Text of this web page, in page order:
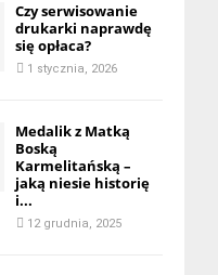
Czy serwisowanie
drukarki naprawdę
się opłaca?
1 stycznia, 2026
Medalik z Matką
Boską
Karmelitańską –
jaką niesie historię
i...
12 grudnia, 2025